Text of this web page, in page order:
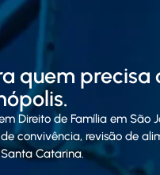
quem precisa
Direito de Família em São
convivência, revisão de
Catarina.